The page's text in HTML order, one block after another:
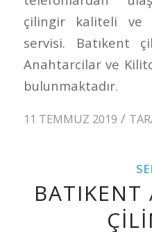
çilingir kaliteli ve
servisi. Batıkent
Anahtarcilar ve
bulunmaktadır.
11 TEMMUZ 2019 /
BATIKENT